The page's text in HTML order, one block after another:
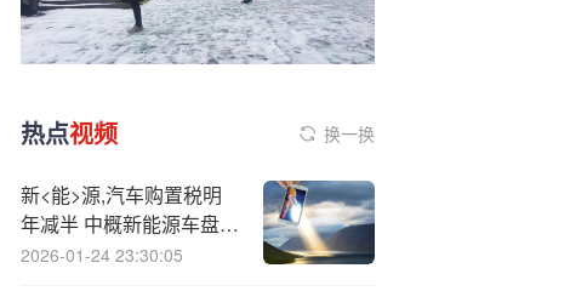
热点视频 换一换
新<能>源,汽车购置税明
年减半 中概新能源车盘前
上涨 小鹏汽车(XPEV)涨
2026-01-24 23:30:05